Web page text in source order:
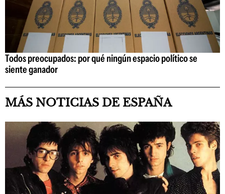
Todos preocupados: por qué ningún espacio político se
siente ganador
MÁS NOTICIAS DE ESPAÑA